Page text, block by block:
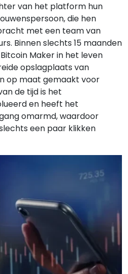
van het platform hun
die hen
met een team van
Binnen slechts 15 maanden
Maker in het leven
opslagplaats van
op maat gemaakt voor
de tijd is het
en heeft het
omarmd, waardoor
een paar klikken